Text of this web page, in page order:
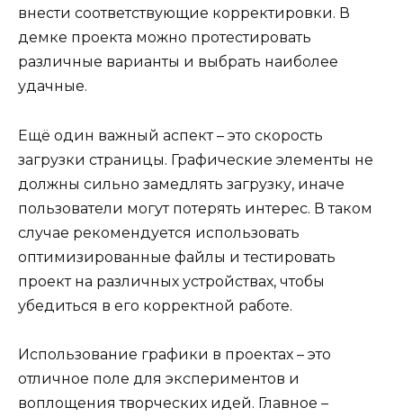
внести соответствующие корректировки. В
демке проекта можно протестировать
различные варианты и выбрать наиболее
удачные.
Ещё один важный аспект – это скорость
загрузки страницы. Графические элементы не
должны сильно замедлять загрузку, иначе
пользователи могут потерять интерес. В таком
случае рекомендуется использовать
оптимизированные файлы и тестировать
проект на различных устройствах, чтобы
убедиться в его корректной работе.
Использование графики в проектах – это
отличное поле для экспериментов и
воплощения творческих идей. Главное –